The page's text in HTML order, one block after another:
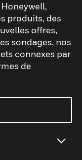
produits, des
offres,
sondages, nos
connexes par
de